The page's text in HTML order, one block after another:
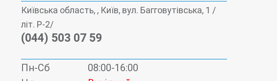
Київська область, , Київ, вул. Багговутівська, 1 /
літ. Р-2/
(044) 503 07 59
Пн-Сб
08:00-16:00